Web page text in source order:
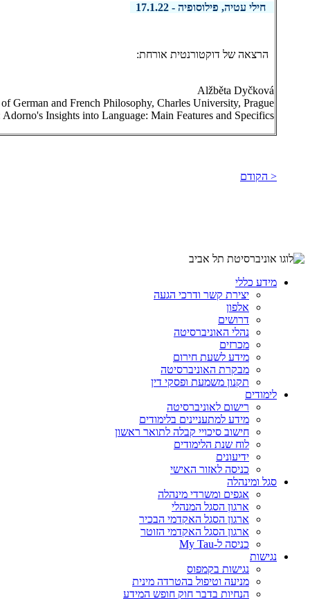
חילי עטיה, פילוסופיה - 17.1.22
הרצאה של דוקטורנטית אורחת:
Alžběta Dyčková
German and French Philosophy, Charles University, Prague
Insights into Language: Main Features and Specifics
< הקודם
מידע כללי
יצירת קשר ודרכי הגעה
אלפון
דרושים
נהלי האוניברסיטה
מכרזים
מידע לשעת חירום
מבקרת האוניברסיטה
תקנון משמעת ופסקי דין
לימודים
רישום לאוניברסיטה
מידע למתעניינים בלימודים
חישוב סיכויי קבלה לתואר ראשון
לוח שנת הלימודים
ידיעונים
כניסה לאזור האישי
סגל ומינהלה
אגפים ומשרדי מינהלה
ארגון הסגל המנהלי
ארגון הסגל האקדמי הבכיר
ארגון הסגל האקדמי הזוטר
כניסה ל-My Tau
נגישות
נגישות בקמפוס
מניעה וטיפול בהטרדה מינית
הנחיות בדבר חוק חופש המידע